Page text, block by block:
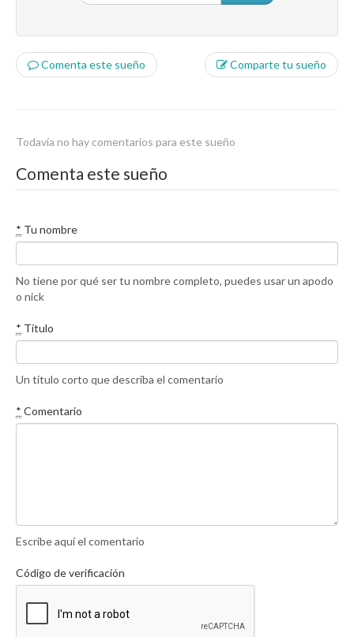
Comenta este sueño Comparte tu sueño
Todavía no hay comentarios para este sueño
Comenta este sueño
* Tu nombre
No tiene por qué ser tu nombre completo, puedes usar un apodo
o nick
* Título
Un título corto que describa el comentario
* Comentario
Escribe aquí el comentario
Código de verificación